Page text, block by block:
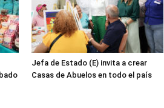
Jefa de Estado (E) invita a crear
Casas de Abuelos en todo el país